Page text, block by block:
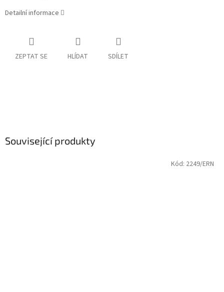
Detailní informace
ZEPTAT SE HLÍDAT SDÍLET
Související produkty
Kód: 2249/ERN